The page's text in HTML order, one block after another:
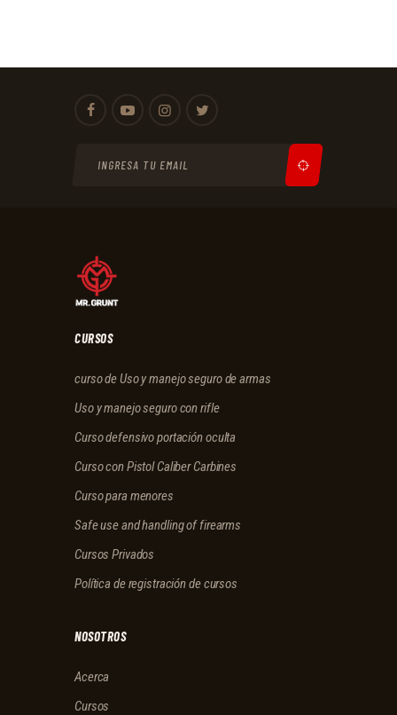
CURSOS
curso de Uso y manejo seguro de armas
Uso y manejo seguro con rifle
Curso defensivo portación oculta
Curso con Pistol Caliber Carbines
Curso para menores
Safe use and handling of firearms
Cursos Privados
Política de registración de cursos
NOSOTROS
Acerca
Cursos